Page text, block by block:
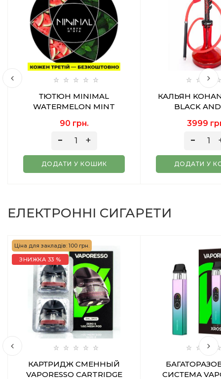
ТЮТЮН MINIMAL
WATERMELON MINT
90 грн.
ДОДАТИ У КОШИК
КАЛЬЯН
BLACK
3999
ДОДАТИ У
ЕЛЕКТРОННІ СИГАРЕТИ
Ціна для закладів: 100 грн.
ЗНИЖКА 33 %
КАРТРИДЖ СМЕННЫЙ
VAPORESSO CARTRIDGE
СИСТЕМА